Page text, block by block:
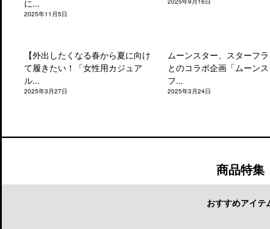
に...
2025年11月5日
【外出したくなる春から夏に向け
て履きたい！「女性用カジュア
ル...
2025年3月27日
ムーンスター、スターフ
とのコラボ企画「ムーン
フ...
2025年3月24日
商品特集
おすすめアイテ